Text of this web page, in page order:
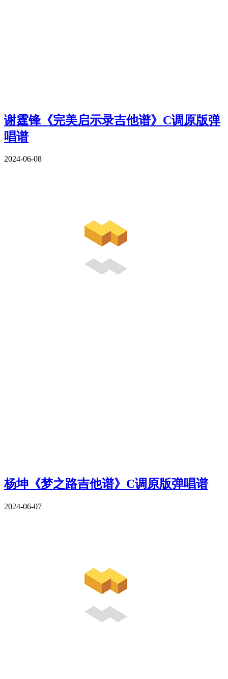
谢霆锋《完美启示录吉他谱》C调原版弹
唱谱
2024-06-08
杨坤《梦之路吉他谱》C调原版弹唱谱
2024-06-07